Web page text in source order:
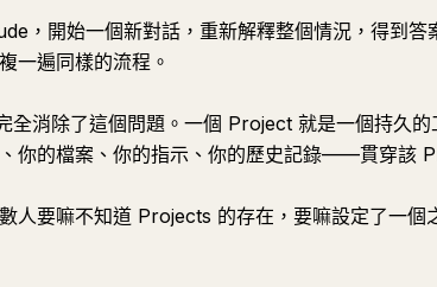
，開始一個新對話，重新解釋整個情況，得到答
一遍同樣的流程。
全消除了這個問題。一個 Project 就是一個持久
你的檔案、你的指示、你的歷史記錄——貫穿該
人要嘛不知道 Projects 的存在，要嘛設定了一個